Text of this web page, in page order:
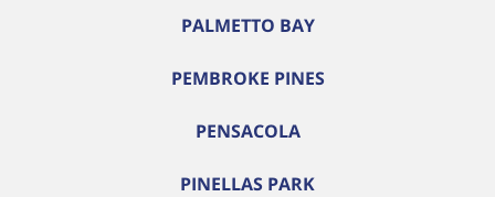
PALMETTO BAY
PEMBROKE PINES
PENSACOLA
PINELLAS PARK